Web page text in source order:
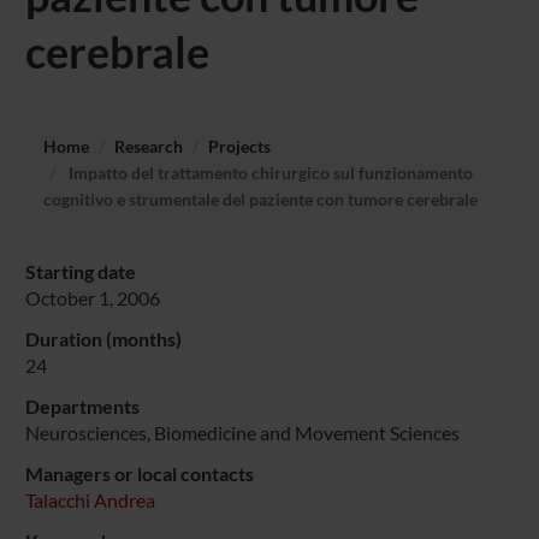
cerebrale
Home Research
Projects
Impatto del trattamento chirurgico sul funzionamento
cognitivo e strumentale del paziente con tumore cerebrale
Starting date
October 1, 2006
Duration (months)
24
Departments
Neurosciences, Biomedicine and Movement Sciences
Managers or local contacts
Talacchi Andrea